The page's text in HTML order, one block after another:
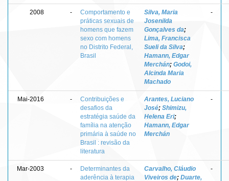
2008 -
Comportamento e
práticas sexuais de
homens que fazem
sexo com homens
no Distrito Federal,
Brasil
Silva, Maria
Josenilda
Gonçalves da;
Lima, Francisca
Sueli da Silva;
Hamann, Edgar
Merchán; Godoi,
Alcinda Maria
Machado
-
Mai-2016 -
Contribuições e
desafios da
estratégia saúde da
família na atenção
primária à saúde no
Brasil : revisão da
literatura
Arantes, Luciano
José; Shimizu,
Helena Eri;
Hamann, Edgar
Merchán
-
Mar-2003 -
Determinantes da
aderência à terapia
Carvalho, Cláudio
Viveiros de; Duarte,
-